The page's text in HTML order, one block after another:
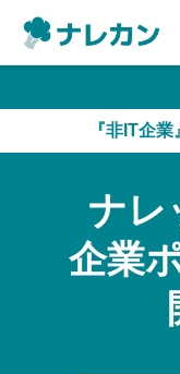
AI機能
ご利用企業様の声
セキュリティ
『非IT企
ナレ
企業